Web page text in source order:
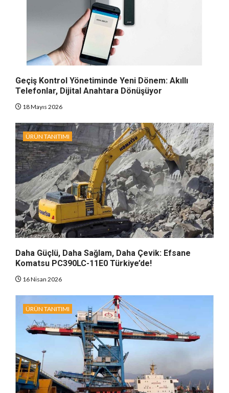
Geçiş Kontrol Yönetiminde Yeni Dönem: Akıllı
Telefonlar, Dijital Anahtara Dönüşüyor
18 Mayıs 2026
ÜRÜN TANITIMI
Daha Güçlü, Daha Sağlam, Daha Çevik: Efsane
Komatsu PC390LC-11E0 Türkiye’de!
16 Nisan 2026
ÜRÜN TANITIMI